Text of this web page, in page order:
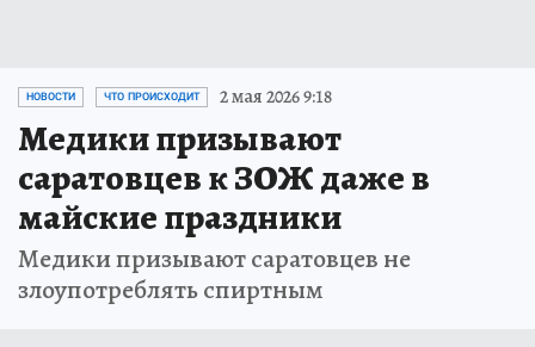
НОВОСТИ ЧТО ПРОИСХОДИТ 2 мая 2026 9:18
Медики призывают
саратовцев к ЗОЖ даже в
майские праздники
Медики призывают саратовцев не
злоупотреблять спиртным